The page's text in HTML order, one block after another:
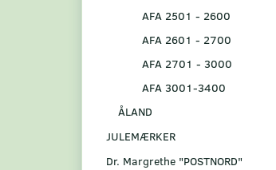
AFA 2501 - 2600
AFA 2601 - 2700
AFA 2701 - 3000
AFA 3001-3400
ÅLAND
JULEMÆRKER
Dr. Margrethe "POSTNORD"